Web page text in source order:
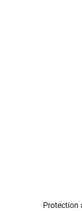
Protection